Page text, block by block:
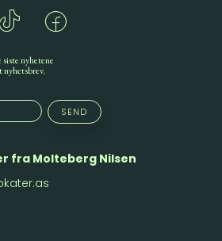
nyhetene
nyhetsbrev.
fra Molteberg Nilsen